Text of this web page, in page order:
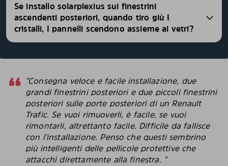
Se installo solarplexius sui finestrini
ascendenti posteriori, quando tiro giù I
cristalli, I pannelli scendono assieme ai vetri?
"Consegna veloce e facile installazione, due
grandi finestrini posteriori e due piccoli finestrini
posteriori sulle porte posteriori di un Renault
Trafic. Se vuoi rimuoverli, è facile, se vuoi
rimontarli, altrettanto facile. Difficile da fallisce
con l'installazione. Penso che questi sembrino
più intelligenti delle pellicole protettive che
attacchi direttamente alla finestra. "